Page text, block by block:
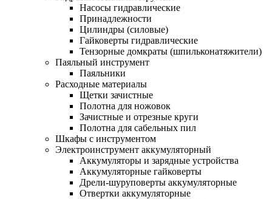
Насосы гидравлические
Принадлежности
Цилиндры (силовые)
Гайковерты гидравлические
Тензорные домкраты (шпильконатяжители)
Паяльный инструмент
Паяльники
Расходные материалы
Щетки зачистные
Полотна для ножовок
Зачистные и отрезные круги
Полотна для сабельных пил
Шкафы с инструментом
Электроинструмент аккумуляторный
Аккумуляторы и зарядные устройства
Аккумуляторные гайковерты
Дрели-шуруповерты аккумуляторные
Отвертки аккумуляторные